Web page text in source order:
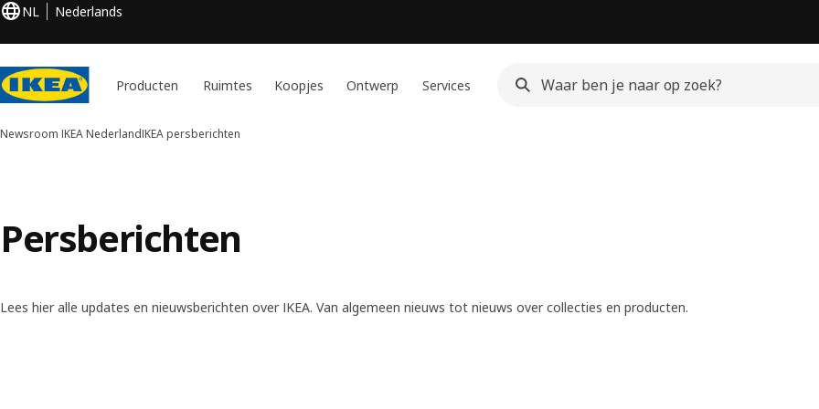
NL Nederlands
Producten Ruimtes Koopjes Ontwerp Services
Newsroom IKEA NederlandIKEA persberichten
Persberichten
Lees hier alle updates en nieuwsberichten over IKEA. Van algemeen nieuws tot nieuws over collecties en producten.